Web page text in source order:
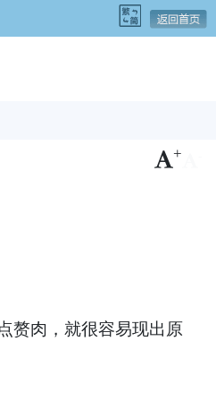
+
赘肉，就很容易现出原